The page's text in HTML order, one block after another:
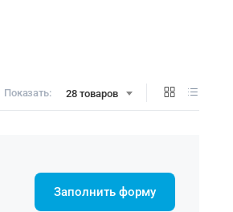
Показать: 28 товаров
Заполнить форму